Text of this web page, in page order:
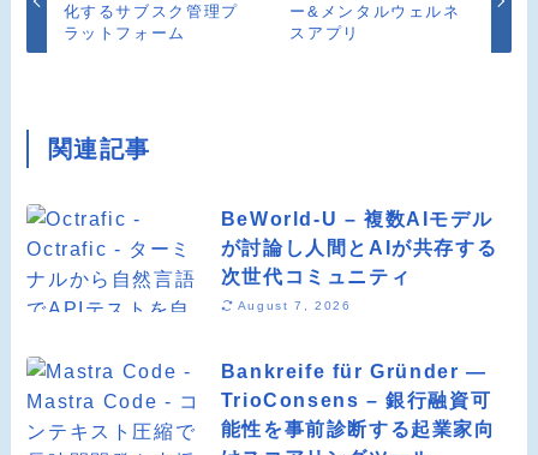
化するサブスク管理プ
ラットフォーム
ー&メンタルウェルネ
スアプリ
関連記事
BeWorld-U – 複数AIモデル
が討論し人間とAIが共存する
次世代コミュニティ
August 7, 2026
Bankreife für Gründer —
TrioConsens – 銀行融資可
能性を事前診断する起業家向